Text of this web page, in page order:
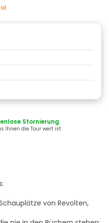
Stornierung.
Ihnen die Tour wert ist.
von Revolten,